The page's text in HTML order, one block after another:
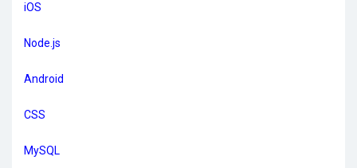
iOS
Node.js
Android
CSS
MySQL